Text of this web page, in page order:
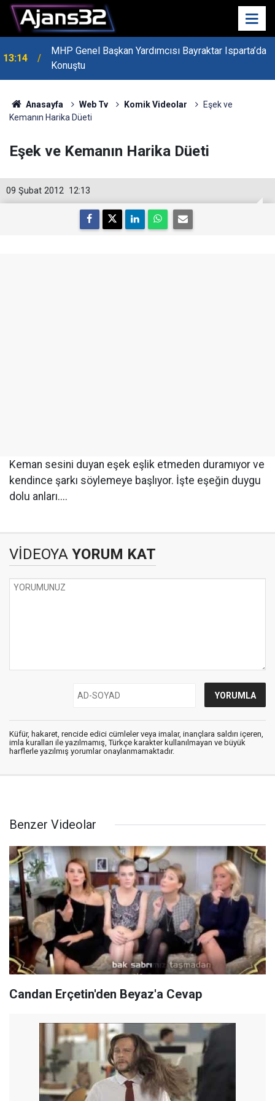
13:14
MHP Genel Başkan Yardımcısı Bayraktar Isparta’da
Konuştu
Anasayfa Web Tv Komik Videolar
Eşek ve
Kemanın Harika Düeti
Eşek ve Kemanın Harika Düeti
12:13
09 Şubat 2012
Keman sesini duyan eşek eşlik etmeden duramıyor ve
kendince şarkı söylemeye başlıyor. İşte eşeğin duygu
dolu anları....
VİDEOYA YORUM KAT
Küfür, hakaret, rencide edici cümleler veya imalar, inançlara saldırı içeren,
imla kuralları ile yazılmamış, Türkçe karakter kullanılmayan ve büyük
harflerle yazılmış yorumlar onaylanmamaktadır.
Benzer Videolar
Candan Erçetin'den Beyaz'a Cevap